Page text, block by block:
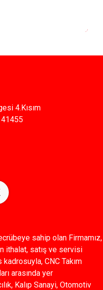
4.Kısım
sahip olan Firmamız,
ithalat, satış ve servisi
CNC Takım
arasında yer
Kalıp Sanayi, Otomotiv